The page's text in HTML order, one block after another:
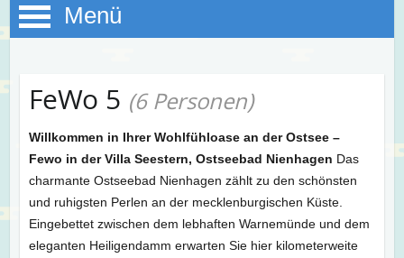
Menü
FeWo 5 (6 Personen)
Willkommen in Ihrer Wohlfühloase an der Ostsee –
Fewo in der Villa Seestern, Ostseebad Nienhagen Das
charmante Ostseebad Nienhagen zählt zu den schönsten
und ruhigsten Perlen an der mecklenburgischen Küste.
Eingebettet zwischen dem lebhaften Warnemünde und dem
eleganten Heiligendamm erwarten Sie hier kilometerweite